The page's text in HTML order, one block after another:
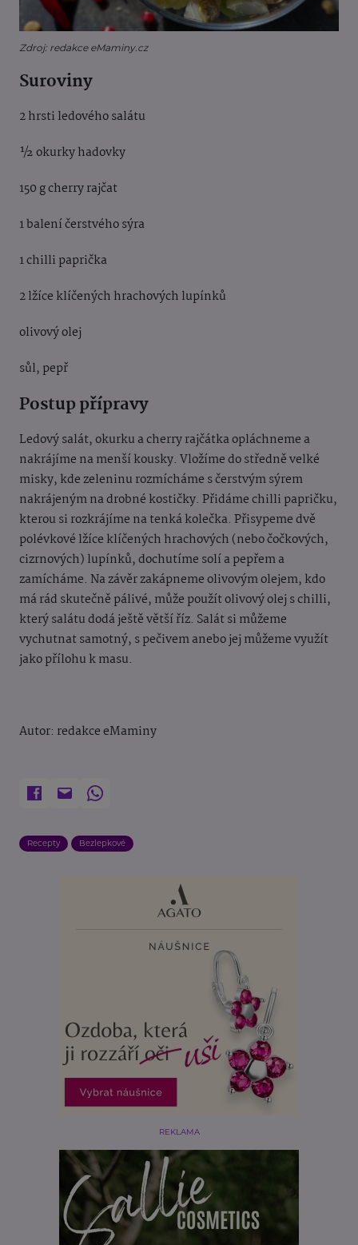
Zdroj: redakce eMaminy.cz
Suroviny
2 hrsti ledového salátu
½ okurky hadovky
150 g cherry rajčat
1 balení čerstvého sýra
1 chilli paprička
2 lžíce klíčených hrachových lupínků
olivový olej
sůl, pepř
Postup přípravy
Ledový salát, okurku a cherry rajčátka opláchneme a
nakrájíme na menší kousky. Vložíme do středně velké
misky, kde zeleninu rozmícháme s čerstvým sýrem
nakrájeným na drobné kostičky. Přidáme chilli papričku,
kterou si rozkrájíme na tenká kolečka. Přisypeme dvě
polévkové lžíce klíčených hrachových (nebo čočkových,
cizrnových) lupínků, dochutíme solí a pepřem a
zamícháme. Na závěr zakápneme olivovým olejem, kdo
má rád skutečně pálivé, může použít olivový olej s chilli,
který salátu dodá ještě větší říz. Salát si můžeme
vychutnat samotný, s pečivem anebo jej můžeme využít
jako přílohu k masu.
Autor: redakce eMaminy
Recepty Bezlepkové
REKLAMA